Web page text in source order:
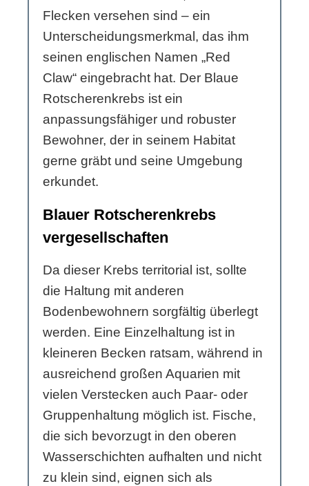
Flecken versehen sind – ein
Unterscheidungsmerkmal, das ihm
seinen englischen Namen „Red
Claw“ eingebracht hat. Der Blaue
Rotscherenkrebs ist ein
anpassungsfähiger und robuster
Bewohner, der in seinem Habitat
gerne gräbt und seine Umgebung
erkundet.
Blauer Rotscherenkrebs
vergesellschaften
Da dieser Krebs territorial ist, sollte
die Haltung mit anderen
Bodenbewohnern sorgfältig überlegt
werden. Eine Einzelhaltung ist in
kleineren Becken ratsam, während in
ausreichend großen Aquarien mit
vielen Verstecken auch Paar- oder
Gruppenhaltung möglich ist. Fische,
die sich bevorzugt in den oberen
Wasserschichten aufhalten und nicht
zu klein sind, eignen sich als